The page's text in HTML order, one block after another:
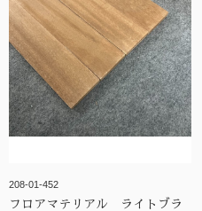
208-01-452
フロアマテリアル ライトブラ